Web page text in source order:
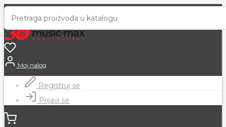
Moj nalog
Registruj se
Prijavi se